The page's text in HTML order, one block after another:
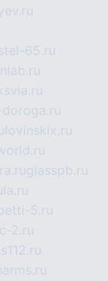
65.ru
lovinskix.ru
glasspb.ru
5.ru
2.ru